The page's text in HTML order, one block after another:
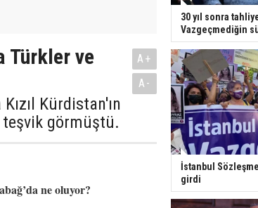
Türkler ve
Kürdistan'ın
teşvik görmüştü.
A+
A-
ne oluyor?
30 yıl sonra
Vazgeçmediğin
İstanbul
girdi